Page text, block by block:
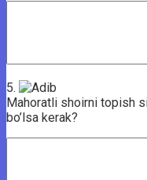
5.
Mahoratli shoirni topish
bo’lsa kerak?